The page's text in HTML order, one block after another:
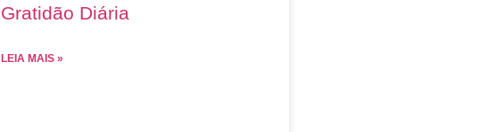
Gratidão Diária
LEIA MAIS »